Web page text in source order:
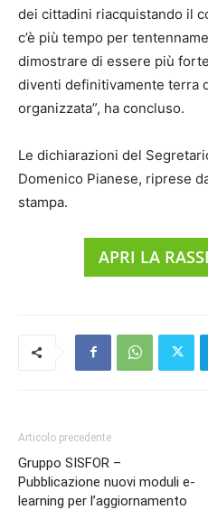
dei cittadini riacquistando il
c’è più tempo per
dimostrare di essere più
diventi definitivamente terra
organizzata”, ha concluso.
Le dichiarazioni del
Domenico Pianese, riprese
stampa.
APRI LA
Articolo precedente
Gruppo SISFOR –
Pubblicazione nuovi moduli e-
learning per l’aggiornamento